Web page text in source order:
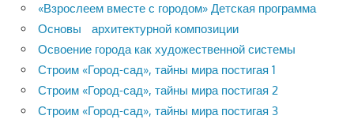
«Взрослеем вместе с городом» Детская программа
Основы архитектурной композиции
Освоение города как художественной системы
Строим «Город-сад», тайны мира постигая 1
Строим «Город-сад», тайны мира постигая 2
Строим «Город-сад», тайны мира постигая 3